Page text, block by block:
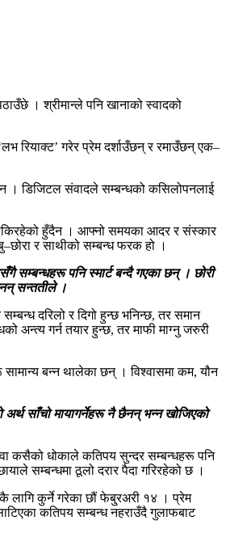
। श्रीमान्ले पनि खानाको स्वादको
रियाक्ट’ गरेर प्रेम दर्शाउँछन् र रमाउँछन् एक–
। डिजिटल संवादले सम्बन्धको कसिलोपनलाई
सकिरहेको हुँदैन । आफ्नो समयका आदर र संस्कार
र साथीको सम्बन्ध फरक हो ।
सम्बन्धहरू पनि स्मार्ट बन्दै गएका छन् । छोरी
सन्ततीले ।
दरिलो र दिगो हुन्छ भनिन्छ, तर समान
अन्त्य गर्न तयार हुन्छ, तर माफी माग्नु जरुरी
बन्न थालेका छन् । विश्वासमा कम, यौन
साँचो मायागर्नेहरू नै छैनन् भन्न खोजिएको
वा कसैको धोकाले कतिपय सुन्दर सम्बन्धहरू पनि
सम्बन्धमा ठूलो दरार पैदा गरिरहेको छ ।
लागि कुर्ने गरेका छौं फेबु्रअरी १४ । प्रेम
कतिपय सम्बन्ध नहराउँदै गुलाफबाट